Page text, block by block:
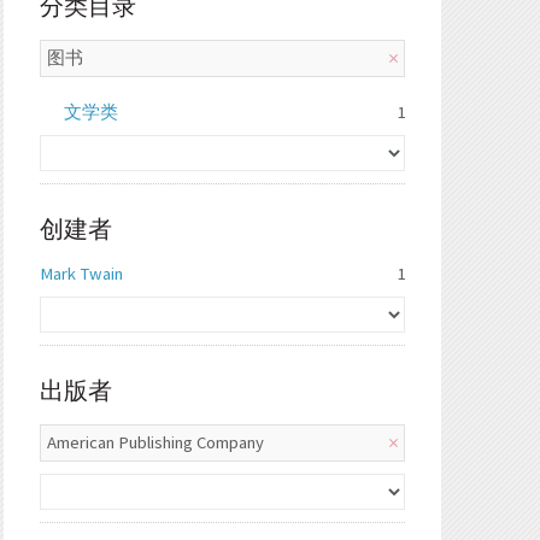
分类目录
图书
文学类 1
创建者
Mark Twain 1
出版者
American Publishing Company